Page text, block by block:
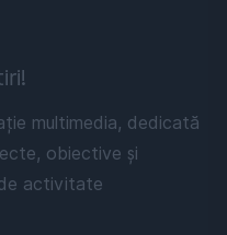
multimedia, dedicată
obiective și
activitate